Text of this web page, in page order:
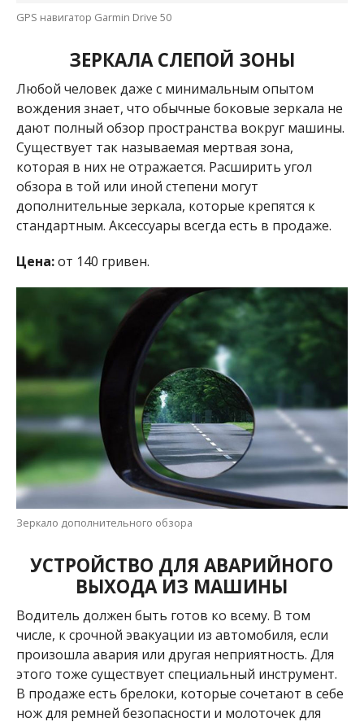
GPS навигатор Garmin Drive 50
ЗЕРКАЛА СЛЕПОЙ ЗОНЫ
Любой человек даже с минимальным опытом
вождения знает, что обычные боковые зеркала не
дают полный обзор пространства вокруг машины.
Существует так называемая мертвая зона,
которая в них не отражается. Расширить угол
обзора в той или иной степени могут
дополнительные зеркала, которые крепятся к
стандартным. Аксессуары всегда есть в продаже.
Цена:от 140 гривен.
Зеркало дополнительного обзора
УСТРОЙСТВО ДЛЯ АВАРИЙНОГО
ВЫХОДА ИЗ МАШИНЫ
Водитель должен быть готов ко всему. В том
числе, к срочной эвакуации из автомобиля, если
произошла авария или другая неприятность. Для
этого тоже существует специальный инструмент.
В продаже есть брелоки, которые сочетают в себе
нож для ремней безопасности и молоточек для